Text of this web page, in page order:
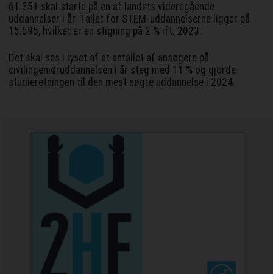
61.351 skal starte på en af landets videregående
uddannelser i år. Tallet for STEM-uddannelserne ligger på
15.595, hvilket er en stigning på 2 % ift. 2023.
Det skal ses i lyset af at antallet af ansøgere på
civilingeniøruddannelsen i år steg med 11 % og gjorde
studieretningen til den mest søgte uddannelse i 2024.